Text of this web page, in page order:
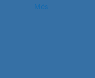
Més